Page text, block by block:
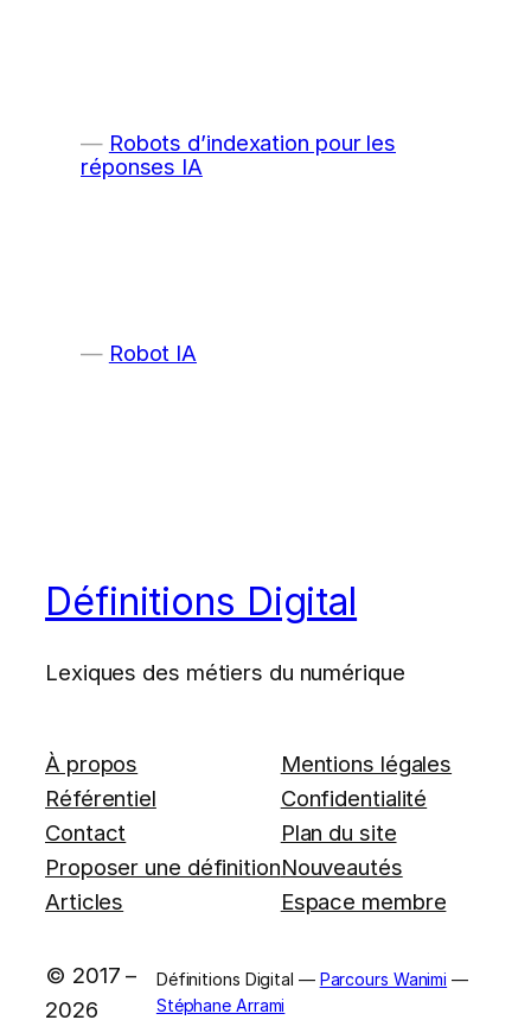
Robots d’indexation pour les
réponses IA
Robot IA
Définitions Digital
Lexiques des métiers du numérique
À propos
Référentiel
Contact
Proposer une définition
Articles
Mentions légales
Confidentialité
Plan du site
Nouveautés
Espace membre
© 2017 –
2026
Définitions Digital — Parcours Wanimi —
Stéphane Arrami